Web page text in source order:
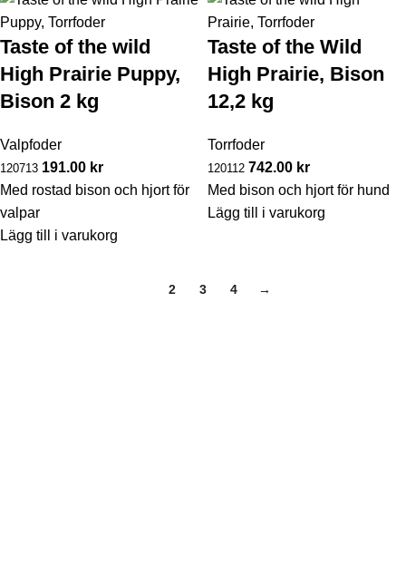
Taste of the wild
High Prairie Puppy,
Bison 2 kg
Valpfoder
120713 191.00 kr
Med rostad bison och hjort för
valpar
Lägg till i varukorg
Taste of the Wild
High Prairie, Bison
12,2 kg
Torrfoder
120112 742.00 kr
Med bison och hjort för hund
Lägg till i varukorg
2 3 4 →